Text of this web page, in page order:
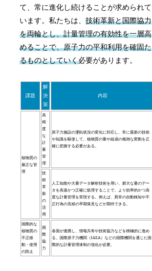
て、常に進化し続けることが求められて
います。私たちは、技術革新と国際協力
を両輪とし、計量管理の有効性を一層高
めることで、原子力の平和利用を確固た
るものとしていく必要があります。
課題
解
決
策
内容
核物質の
厳正な管
理
高
精
度
な
計
量
管
理
原子力施設の運転状況の変化に対応し、常に最新の技術
や知識を駆使して、核物質の量や組成の複雑な変動を正
確に把握する必要がある。
技
術
革
新
の
活
用
人工知能や大量データ解析技術を用い、膨大な量のデー
タを高速かつ正確に処理することで、より効率的かつ高
度な計量管理を実現する。例えば、異常の自動検知や不
正行為の兆候の早期発見などが期待できる。
国際的な
核物質の
不正移
動・使用
の防止
国
際
協
力
各国が連携し、情報共有や技術協力などを積極的に進め
る。国際原子力機関（IAEA）などの国際機関を通じた国
際的な計量管理体制の強化が必要。